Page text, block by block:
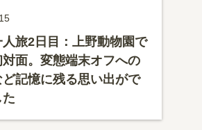
旅2日目：上野動物園で
対面。変態端末オフへの
記憶に残る思い出がで
た